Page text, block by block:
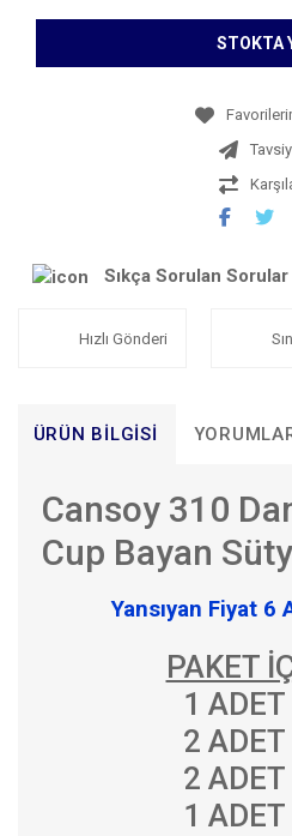
STOKTA
Sıkça Sorulan Sorular
Hızlı Gönderi
ÜRÜN BILGISI
Cansoy 310
Cup Bayan
Yansıyan Fiyat 6
PAKET
1
2
2
1